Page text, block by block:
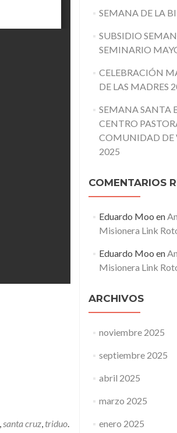
,santa cruz, triduo.
SEMANA DE LA
SUBSIDIO
SEMINARIO
CELEBRACIÓN
DE LAS MADRES
SEMANA SANTA
CENTRO
COMUNIDAD DE
2025
COMENTARIOS
Eduardo Moo en
Misionera Link
Eduardo Moo en
Misionera Link
ARCHIVOS
noviembre 2025
septiembre 2025
abril 2025
marzo 2025
enero 2025